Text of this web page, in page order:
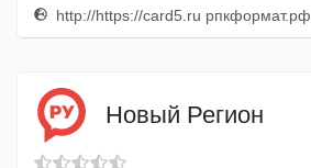
http://https://card5.ru рпкформат.рф
Новый Регион